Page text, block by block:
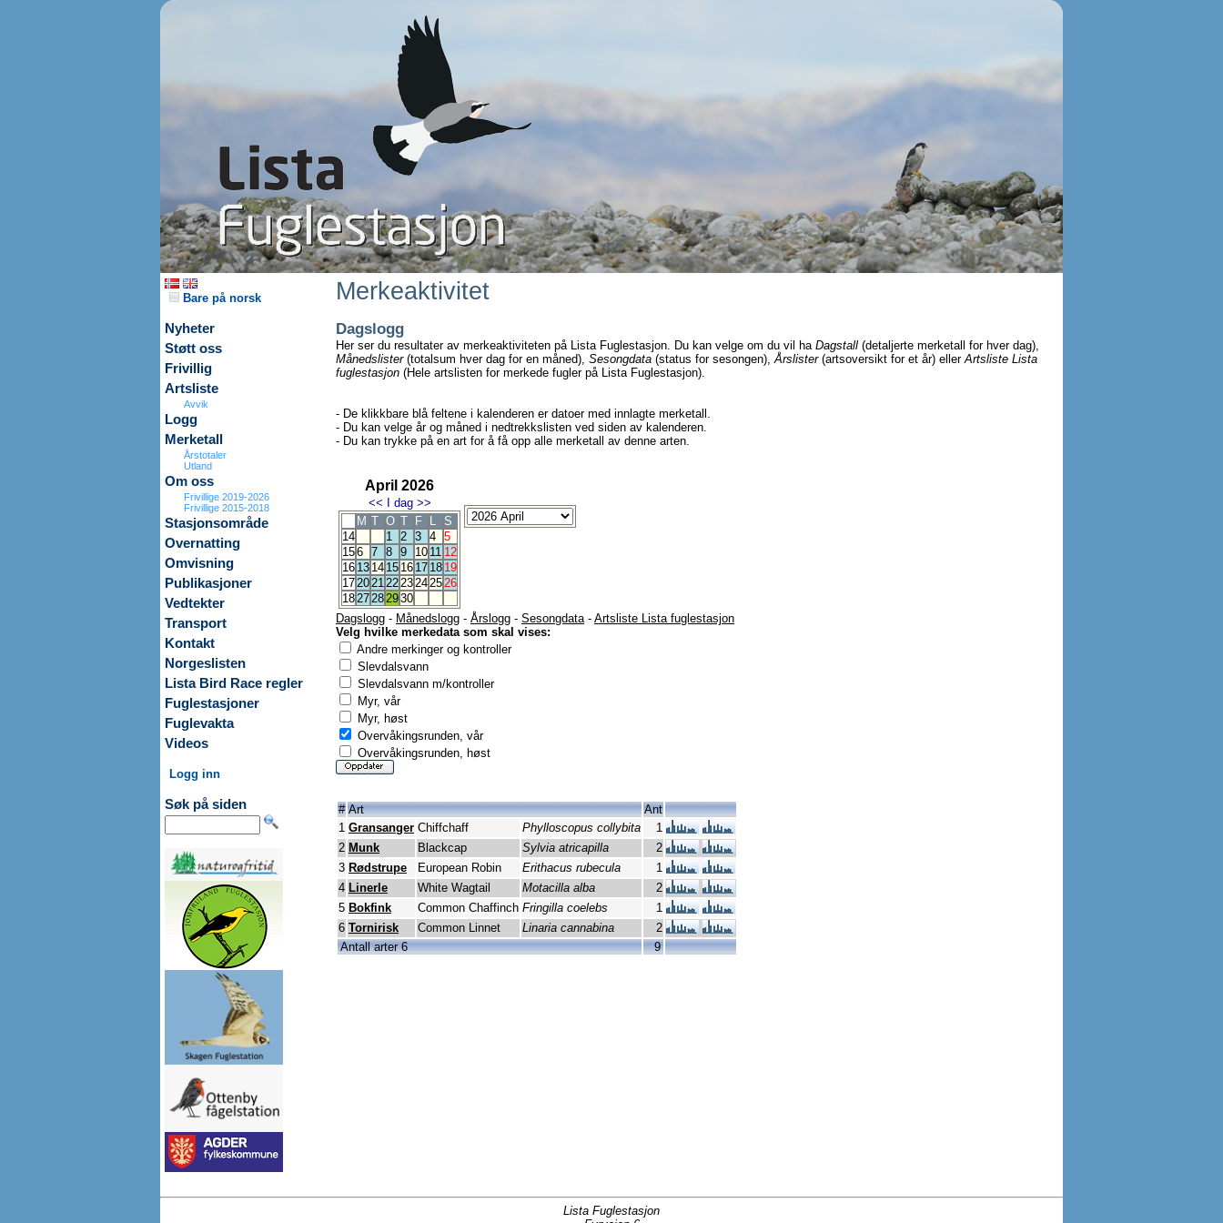
Bare på norsk
Nyheter
Støtt oss
Frivillig
Artsliste
Avvik
Logg
Merketall
Årstotaler
Utland
Om oss
Frivillige 2019-2026
Frivillige 2015-2018
Stasjonsområde
Overnatting
Omvisning
Publikasjoner
Vedtekter
Transport
Kontakt
Norgeslisten
Lista Bird Race regler
Fuglestasjoner
Fuglevakta
Videos
Logg inn
Søk på siden
Merkeaktivitet
Dagslogg
Her ser du resultater av merkeaktiviteten på Lista Fuglestasjon. Du kan velge om du vil ha Dagstall (detaljerte merketall for hver dag),
Månedslister(totalsum hver dag for en måned), Sesongdata (status for sesongen),Årslister(artsoversikt for et år) ellerArtsliste Lista
fuglestasjon (Hele artslisten for merkede fugler på Lista Fuglestasjon).
- De klikkbare blå feltene i kalenderen er datoer med innlagte merketall.
- Du kan velge år og måned i nedtrekkslisten ved siden av kalenderen.
- Du kan trykke på en art for å få opp alle merketall av denne arten.
April 2026
<< I dag >>
M T O T F L
S
14
1 2 3 4 5
156 7 8 9 10 11 12
16 13 14 15 16 17 18 19
1720212223242526
1827282930
Dagslogg - Månedslogg - Årslogg - Sesongdata- Artsliste Lista fuglestasjon
Velg hvilke merkedata som skal vises:
Andre merkinger og kontroller
Slevdalsvann
Slevdalsvann m/kontroller
Myr, vår
Myr, høst
Overvåkingsrunden, vår
Overvåkingsrunden, høst
# Art
Ant
1 Gransanger Chiffchaff Phylloscopus collybita
1
2 Munk Blackcap Sylvia atricapilla
2
3 Rødstrupe European Robin Erithacus rubecula
1
4 Linerle White Wagtail Motacilla alba
2
5 Bokfink Common Chaffinch Fringilla coelebs
1
6 Tornirisk Common Linnet Linaria cannabina
2
Antall arter 6
9
Lista Fuglestasjon